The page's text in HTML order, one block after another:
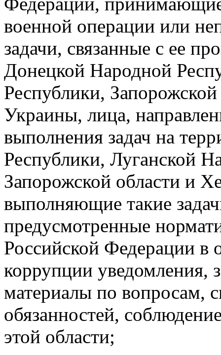
военной операции или
задачи, связанные с ее
Донецкой Народной
Республики,
Украины, лица,
выполнения задач на
Республики, Луганской
Запорожской области и
выполняющие такие
предусмотренные
Российской Федерации в
коррупции уведомления,
материалы по вопросам,
обязанностей,
этой области;